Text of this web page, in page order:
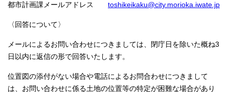
都市計画課メールアドレス toshikeikaku@city.morioka.iwate.jp
〈回答について〉
メールによるお問い合わせにつきましては、閉庁日を除いた概ね3
日以内に返信の形で回答いたします。
位置図の添付がない場合や電話によるお問合わせにつきまして
は、お問い合わせに係る土地の位置等の特定が困難な場合があり